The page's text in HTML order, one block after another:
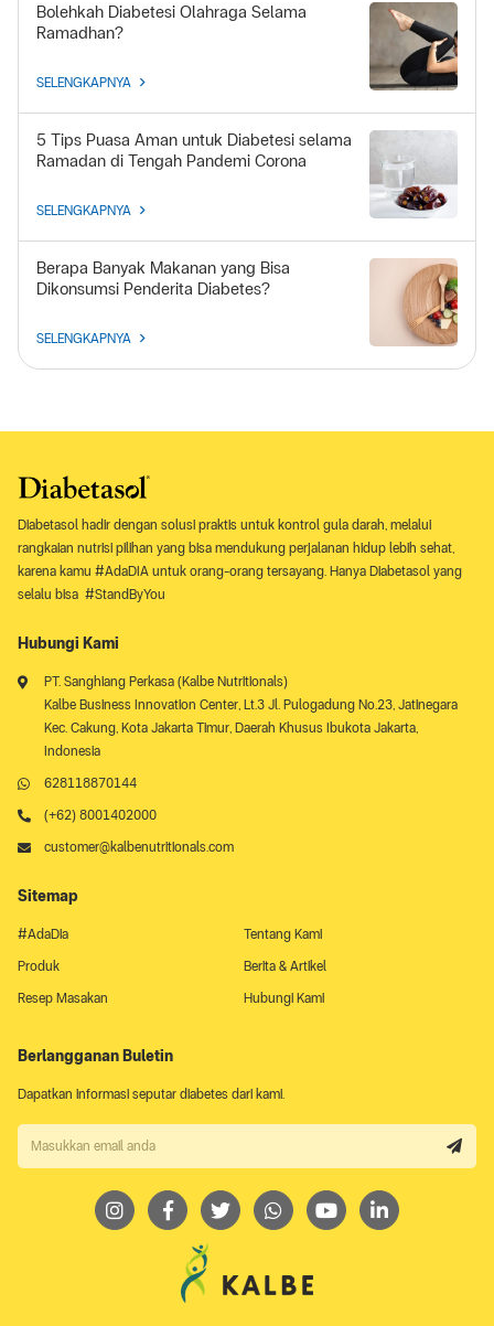
Bolehkah Diabetesi Olahraga Selama
Ramadhan?
SELENGKAPNYA
5 Tips Puasa Aman untuk Diabetesi selama
Ramadan di Tengah Pandemi Corona
SELENGKAPNYA
Berapa Banyak Makanan yang Bisa
Dikonsumsi Penderita Diabetes?
SELENGKAPNYA
Diabetasol hadir dengan solusi praktis untuk kontrol gula darah, melalui
rangkaian nutrisi pilihan yang bisa mendukung perjalanan hidup lebih sehat,
karena kamu #AdaDIA untuk orang-orang tersayang. Hanya Diabetasol yang
selalu bisa #StandByYou
Hubungi Kami
PT. Sanghiang Perkasa (Kalbe Nutritionals)
Kalbe Business Innovation Center, Lt.3 Jl. Pulogadung No.23, Jatinegara
Kec. Cakung, Kota Jakarta Timur, Daerah Khusus Ibukota Jakarta,
Indonesia
628118870144
(+62) 8001402000
customer@kalbenutritionals.com
Sitemap
#AdaDia Tentang Kami
Produk Berita & Artikel
Resep Masakan Hubungi Kami
Berlangganan Buletin
Dapatkan informasi seputar diabetes dari kami.